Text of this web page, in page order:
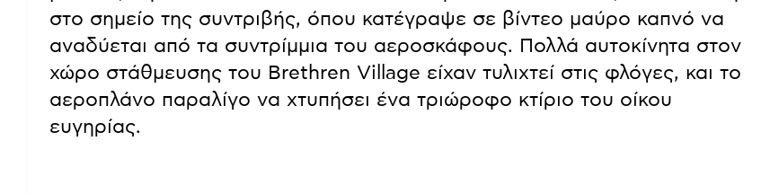
στο σημείο της συντριβής, όπου κατέγραψε σε βίντεο μαύρο καπνό να
αναδύεται από τα συντρίμμια του αεροσκάφους. Πολλά αυτοκίνητα στον
χώρο στάθμευσης του Brethren Village είχαν τυλιχτεί στις φλόγες, και το
αεροπλάνο παραλίγο να χτυπήσει ένα τριώροφο κτίριο του οίκου
ευγηρίας.